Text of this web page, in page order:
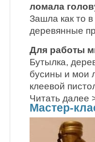
ломала
Зашла как то
деревянные
Для работы
Бутылка,
бусины и мои
клеевой
Читать далее
Мастер-